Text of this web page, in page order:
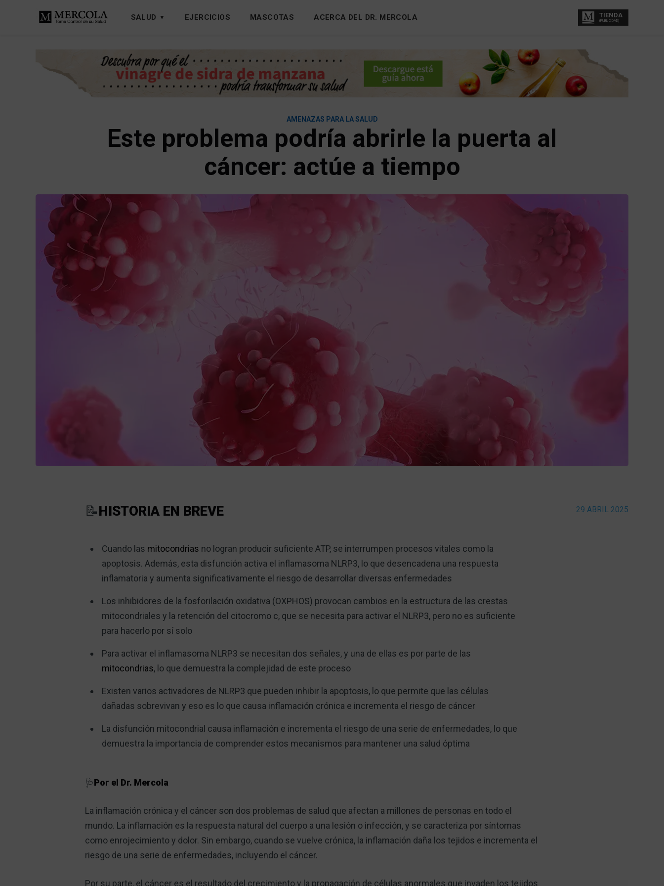
SALUD EJERCICIOS MASCOTAS ACERCA DEL DR. MERCOLA TIENDA
(PUBLICIDAD)
AMENAZAS PARA LA SALUD
Este problema podría abrirle la puerta al
cáncer: actúe a tiempo
29 ABRIL 2025
📝HISTORIA EN BREVE
Cuando las mitocondrias no logran producir suficiente ATP, se interrumpen procesos vitales como la
apoptosis. Además, esta disfunción activa el inflamasoma NLRP3, lo que desencadena una respuesta
inflamatoria y aumenta significativamente el riesgo de desarrollar diversas enfermedades
Los inhibidores de la fosforilación oxidativa (OXPHOS) provocan cambios en la estructura de las crestas
mitocondriales y la retención del citocromo c, que se necesita para activar el NLRP3, pero no es suficiente
para hacerlo por sí solo
Para activar el inflamasoma NLRP3 se necesitan dos señales, y una de ellas es por parte de las
mitocondrias, lo que demuestra la complejidad de este proceso
Existen varios activadores de NLRP3 que pueden inhibir la apoptosis, lo que permite que las células
dañadas sobrevivan y eso es lo que causa inflamación crónica e incrementa el riesgo de cáncer
La disfunción mitocondrial causa inflamación e incrementa el riesgo de una serie de enfermedades, lo que
demuestra la importancia de comprender estos mecanismos para mantener una salud óptima
🩺Por el Dr. Mercola
La inflamación crónica y el cáncer son dos problemas de salud que afectan a millones de personas en todo el
mundo. La inflamación es la respuesta natural del cuerpo a una lesión o infección, y se caracteriza por síntomas
como enrojecimiento y dolor. Sin embargo, cuando se vuelve crónica, la inflamación daña los tejidos e incrementa el
riesgo de una serie de enfermedades, incluyendo el cáncer.
Por su parte, el cáncer es el resultado del crecimiento y la propagación de células anormales que invaden los tejidos